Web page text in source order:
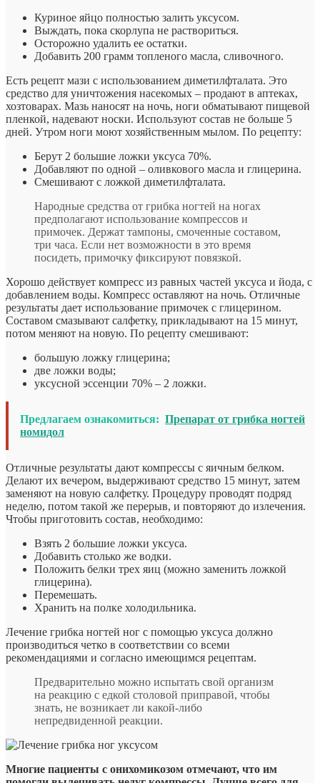
Куриное яйцо полностью залить уксусом.
Выждать, пока скорлупа не раствориться.
Осторожно удалить ее остатки.
Добавить 200 грамм топленого масла, сливочного.
Есть рецепт мази с использованием диметилфталата. Это
средство для уничтожения насекомых – продают в аптеках,
хозтоварах. Мазь наносят на ночь, ноги обматывают пищевой
пленкой, надевают носки. Используют состав не больше 5
дней. Утром ноги моют хозяйственным мылом. По рецепту:
Берут 2 большие ложки уксуса 70%.
Добавляют по одной – оливкового масла и глицерина.
Смешивают с ложкой диметилфталата.
Народные средства от грибка ногтей на ногах
предполагают использование компрессов и
примочек. Держат тампоны, смоченные составом,
три часа. Если нет возможности в это время
посидеть, примочку фиксируют повязкой.
Хорошо действует компресс из равных частей уксуса и йода, с
добавлением воды. Компресс оставляют на ночь. Отличные
результаты дает использование примочек с глицерином.
Составом смазывают салфетку, прикладывают на 15 минут,
потом меняют на новую. По рецепту смешивают:
большую ложку глицерина;
две ложки воды;
уксусной эссенции 70% – 2 ложки.
Предлагаем ознакомиться: Препарат от грибка ногтей
номидол
Отличные результаты дают компрессы с яичным белком.
Делают их вечером, выдерживают средство 15 минут, затем
заменяют на новую салфетку. Процедуру проводят подряд
неделю, потом такой же перерыв, и повторяют до излечения.
Чтобы приготовить состав, необходимо:
Взять 2 большие ложки уксуса.
Добавить столько же водки.
Положить белки трех яиц (можно заменить ложкой
глицерина).
Перемешать.
Хранить на полке холодильника.
Лечение грибка ногтей ног с помощью уксуса должно
производиться четко в соответствии со всеми
рекомендациями и согласно имеющимся рецептам.
Предварительно можно испытать свой организм
на реакцию с едкой столовой приправой, чтобы
знать, не возникает ли какой-либо
непредвиденной реакции.
Многие пациенты с онихомикозом отмечают, что им